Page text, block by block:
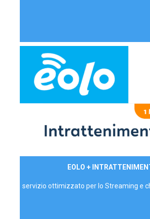
EOLO +
servizio ottimizzato per lo Streaming e